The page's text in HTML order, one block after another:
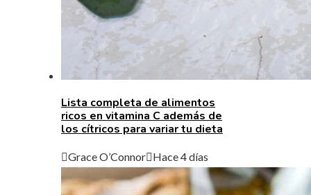
Lista completa de alimentos
ricos en vitamina C además de
los cítricos para variar tu dieta
Grace O’Connor Hace 4 días